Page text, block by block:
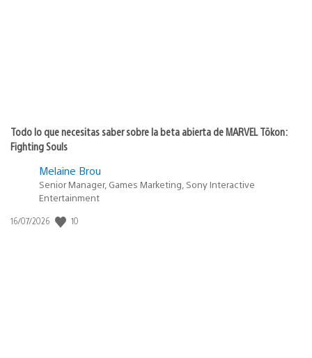
Todo lo que necesitas saber sobre la beta abierta de MARVEL Tōkon:
Fighting Souls
Melaine Brou
Senior Manager, Games Marketing, Sony Interactive
Entertainment
Fecha
16/07/2026 10